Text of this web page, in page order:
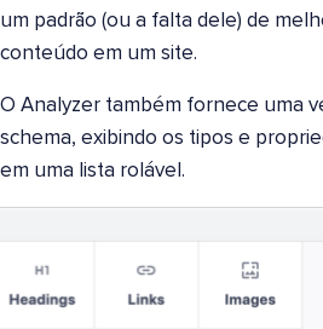
um padrão (ou a falta dele) de
conteúdo em um site.
O Analyzer também fornece uma
schema, exibindo os tipos e
em uma lista rolável.